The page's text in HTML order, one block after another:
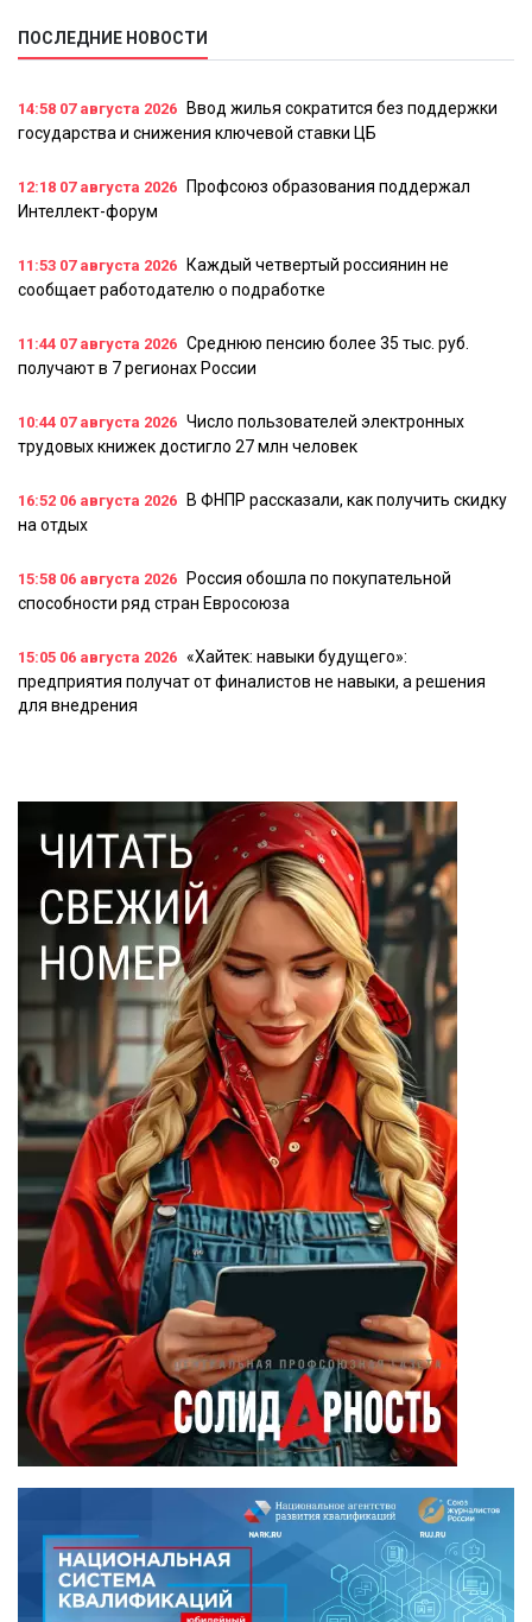
ПОСЛЕДНИЕ НОВОСТИ
14:58 07 августа 2026
Ввод жилья сократится без поддержки
государства и снижения ключевой ставки ЦБ
12:18 07 августа 2026
Профсоюз образования поддержал
Интеллект-форум
11:53 07 августа 2026
Каждый четвертый россиянин не
сообщает работодателю о подработке
11:44 07 августа 2026 Среднюю пенсию более 35 тыс. руб.
получают в 7 регионах России
10:44 07 августа 2026 Число пользователей электронных
трудовых книжек достигло 27 млн человек
16:52 06 августа 2026
В ФНПР рассказали, как получить скидку
на отдых
15:58 06 августа 2026
Россия обошла по покупательной
способности ряд стран Евросоюза
15:05 06 августа 2026 «Хайтек: навыки будущего»:
предприятия получат от финалистов не навыки, а решения
для внедрения